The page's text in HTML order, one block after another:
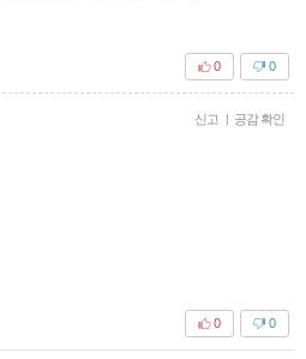
0
0
신고 | 공감 확인
0
0